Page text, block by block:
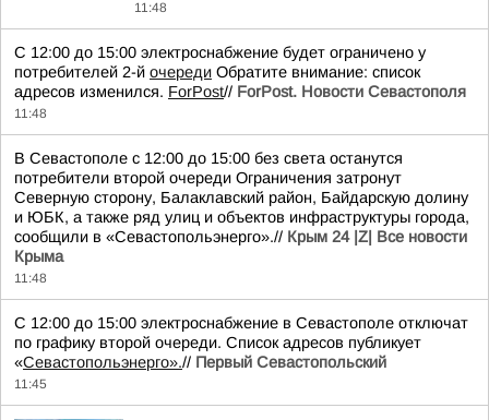
11:48
С 12:00 до 15:00 электроснабжение будет ограничено у
потребителей 2-й очереди Обратите внимание: список
адресов изменился. ForPost// ForPost. Новости Севастополя
11:48
В Севастополе с 12:00 до 15:00 без света останутся
потребители второй очереди Ограничения затронут
Северную сторону, Балаклавский район, Байдарскую долину
и ЮБК, а также ряд улиц и объектов инфраструктуры города,
сообщили в «Севастопольэнерго».// Крым 24 |Z| Все новости
Крыма
11:48
С 12:00 до 15:00 электроснабжение в Севастополе отключат
по графику второй очереди. Список адресов публикует
«Севастопольэнерго».// Первый Севастопольский
11:45